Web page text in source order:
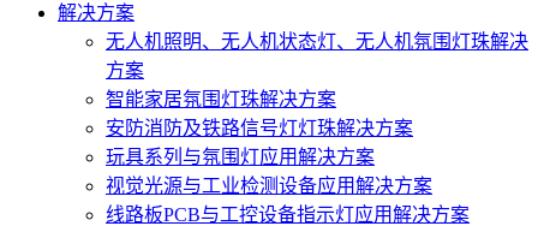
解决方案
无人机照明、无人机状态灯、无人机氛围灯珠解决
方案
智能家居氛围灯珠解决方案
安防消防及铁路信号灯灯珠解决方案
玩具系列与氛围灯应用解决方案
视觉光源与工业检测设备应用解决方案
线路板PCB与工控设备指示灯应用解决方案